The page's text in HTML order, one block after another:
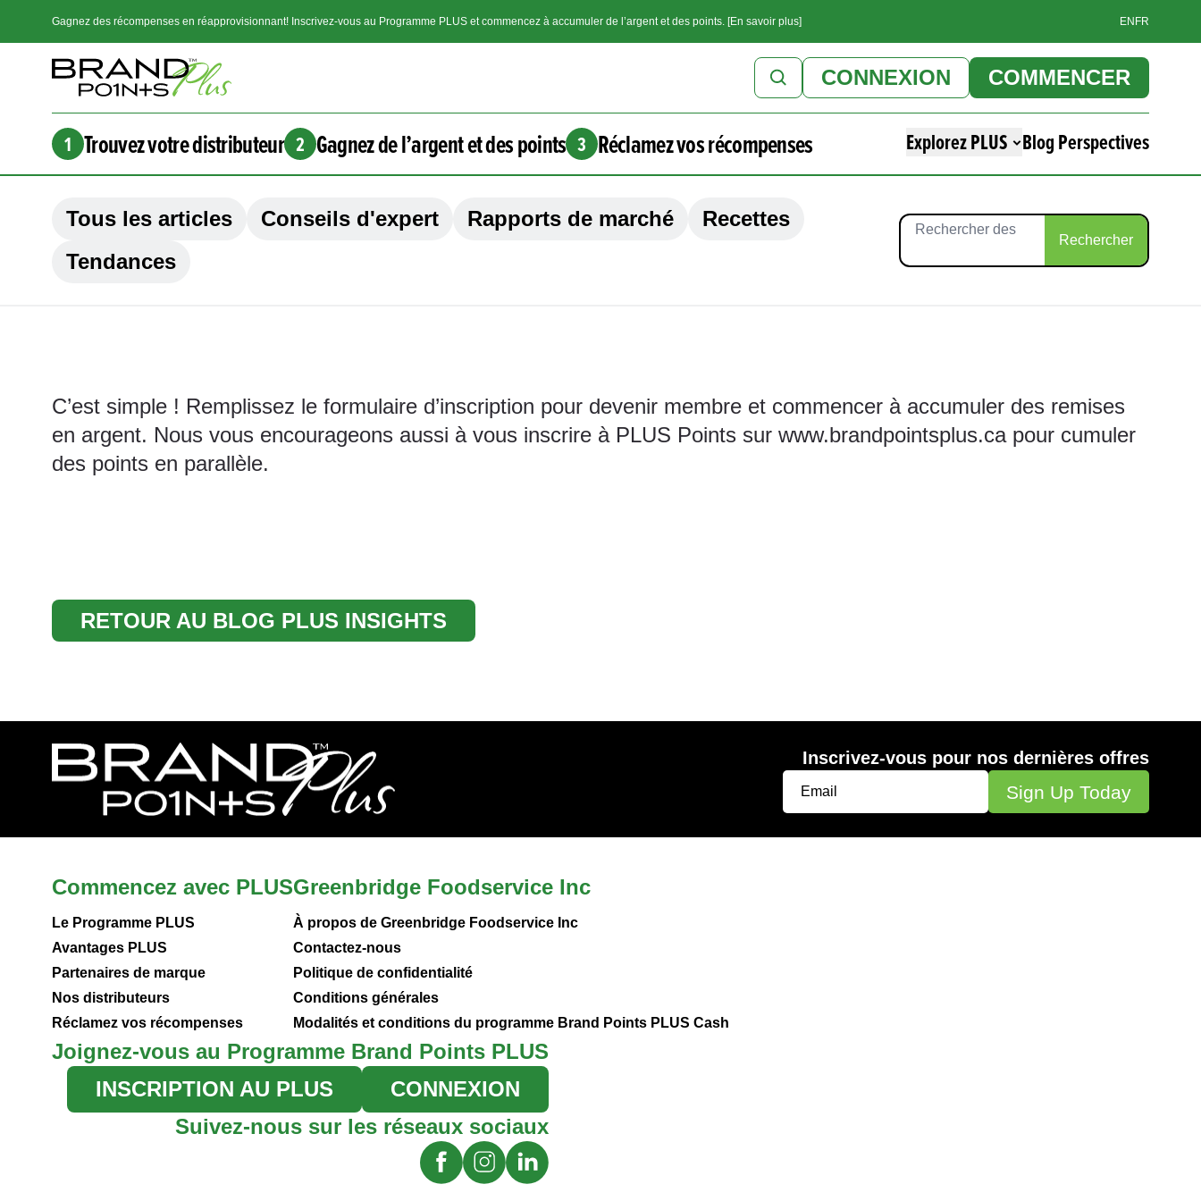
Gagnez des récompenses en réapprovisionnant! Inscrivez-vous au Programme PLUS et commencez à accumuler de l’argent et des points. [En savoir plus] EN FR
CONNEXION COMMENCER
1 Trouvez votre distributeur 2 Gagnez de l’argent et des points 3 Réclamez vos récompenses Explorez PLUS Blog Perspectives
Rechercher
Tous les articles Conseils d'expert Rapports de marché
Recettes
Tendances
C’est simple ! Remplissez le formulaire d’inscription pour devenir membre et commencer à accumuler des remises
en argent. Nous vous encourageons aussi à vous inscrire à PLUS Points sur www.brandpointsplus.capour cumuler
des points en parallèle.
RETOUR AU BLOG PLUS INSIGHTS
Inscrivez-vous pour nos dernières offres
Commencez avec PLUS
Le Programme PLUS
Avantages PLUS
Partenaires de marque
Nos distributeurs
Réclamez vos récompenses
Greenbridge Foodservice Inc
À propos de Greenbridge Foodservice Inc
Contactez-nous
Politique de confidentialité
Conditions générales
Modalités et conditions du programme Brand Points PLUS Cash
Joignez-vous au Programme Brand Points PLUS
INSCRIPTION AU PLUS
CONNEXION
Suivez-nous sur les réseaux sociaux